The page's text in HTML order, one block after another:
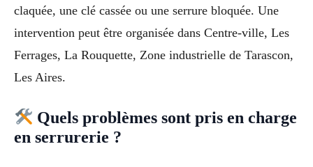
claquée, une clé cassée ou une serrure bloquée. Une
intervention peut être organisée dans Centre-ville, Les
Ferrages, La Rouquette, Zone industrielle de Tarascon,
Les Aires.
Quels problèmes sont pris en charge
en serrurerie ?